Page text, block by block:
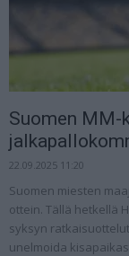
Suomen MM-
22.09.2025 11:20
Suomen miesten
ottein. Tällä hetkellä
syksyn
unelmoida